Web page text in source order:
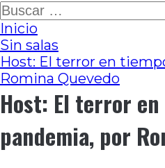
Ir
al
contenido
Buscar:
Inicio
Sin salas
Host: El terror en
Romina Quevedo
Host: El terror
pandemia, por